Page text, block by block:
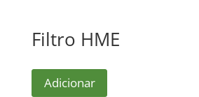
Filtro HME
Adicionar